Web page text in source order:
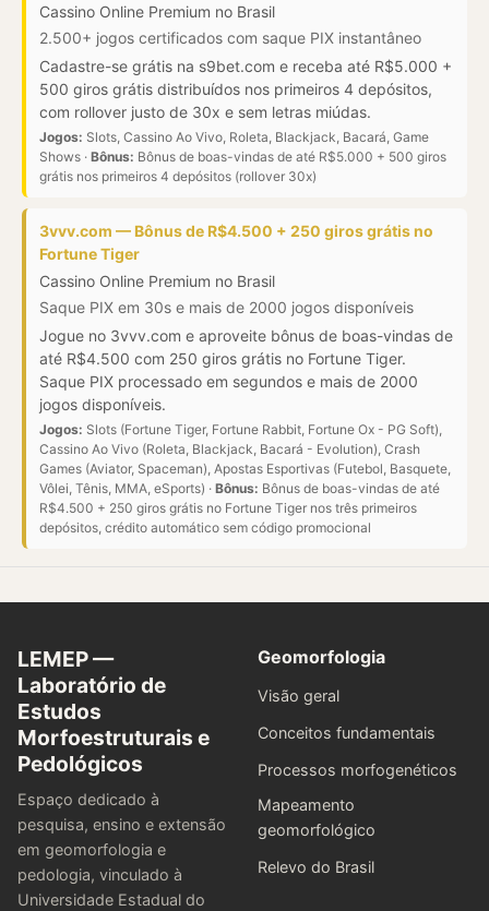
Cassino Online Premium no Brasil
2.500+ jogos certificados com saque PIX instantâneo
Cadastre-se grátis na s9bet.com e receba até R$5.000 +
500 giros grátis distribuídos nos primeiros 4 depósitos,
com rollover justo de 30x e sem letras miúdas.
Jogos: Slots, Cassino Ao Vivo, Roleta, Blackjack, Bacará, Game
Shows · Bônus: Bônus de boas-vindas de até R$5.000 + 500 giros
grátis nos primeiros 4 depósitos (rollover 30x)
3vvv.com — Bônus de R$4.500 + 250 giros grátis no
Fortune Tiger
Cassino Online Premium no Brasil
Saque PIX em 30s e mais de 2000 jogos disponíveis
Jogue no 3vvv.com e aproveite bônus de boas-vindas de
até R$4.500 com 250 giros grátis no Fortune Tiger.
Saque PIX processado em segundos e mais de 2000
jogos disponíveis.
Jogos: Slots (Fortune Tiger, Fortune Rabbit, Fortune Ox - PG Soft),
Cassino Ao Vivo (Roleta, Blackjack, Bacará - Evolution), Crash
Games (Aviator, Spaceman), Apostas Esportivas (Futebol, Basquete,
Vôlei, Tênis, MMA, eSports) · Bônus: Bônus de boas-vindas de até
R$4.500 + 250 giros grátis no Fortune Tiger nos três primeiros
depósitos, crédito automático sem código promocional
LEMEP —
Laboratório de
Estudos
Morfoestruturais e
Pedológicos
Espaço dedicado à
pesquisa, ensino e extensão
em geomorfologia e
pedologia, vinculado à
Universidade Estadual do
Geomorfologia
Visão geral
Conceitos fundamentais
Processos morfogenéticos
Mapeamento
geomorfológico
Relevo do Brasil